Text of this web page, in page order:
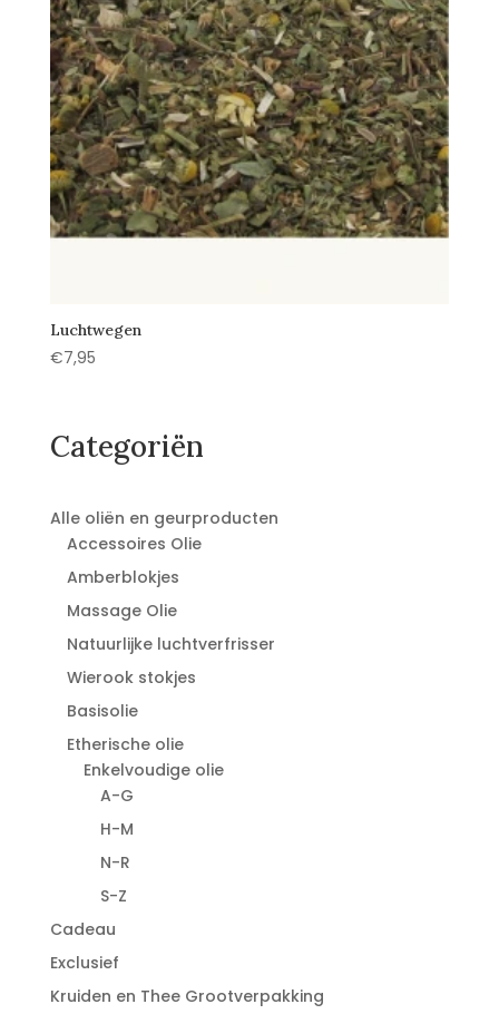
Luchtwegen
€7,95
Categoriën
Alle oliën en geurproducten
Accessoires Olie
Amberblokjes
Massage Olie
Natuurlijke luchtverfrisser
Wierook stokjes
Basisolie
Etherische olie
Enkelvoudige olie
A-G
H-M
N-R
S-Z
Cadeau
Exclusief
Kruiden en Thee Grootverpakking